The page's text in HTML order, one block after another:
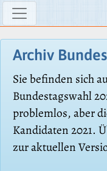
Archiv
Sie befinden sich
Bundestagswahl
problemlos, aber
Kandidaten 2021.
zur aktuellen